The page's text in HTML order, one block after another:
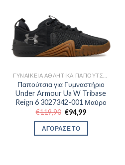
Παπούτσια για Γυμναστήριο
Under Armour Ua W Tribase
Reign 6 3027342-001 Μαύρο
€119,90 Original
price
was:
€119,90.
€94,99Η
ΑΓΟΡΑΣΕ ΤΟ